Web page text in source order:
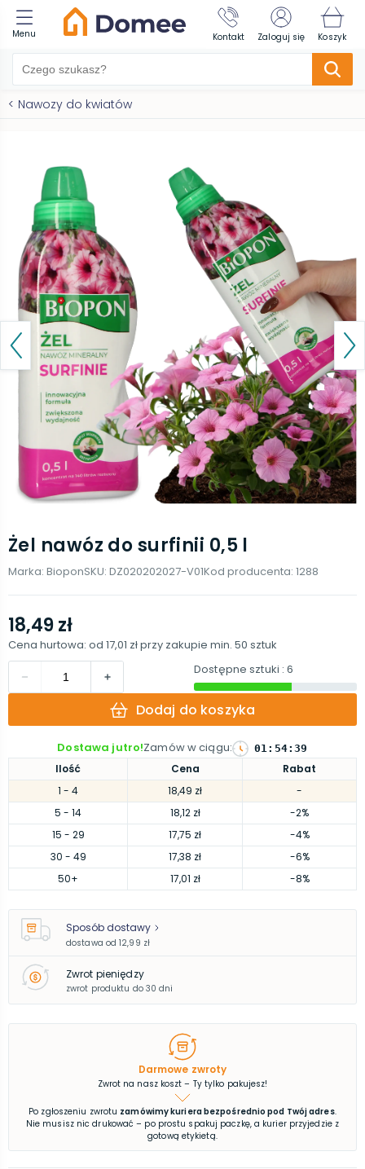
Menu Kontakt Zaloguj się Koszyk
< Nawozy do kwiatów
Żel nawóz do surfinii 0,5 l
Marka: BioponSKU: DZ020202027-V01Kod producenta: 1288
Ilość Cena
Rabat
1 - 4 18,49 zł
-
5 - 14 18,12 zł
-2%
15 - 29 17,75 zł
-4%
30 - 49 17,38 zł
-6%
50+ 17,01 zł -8%
18,49 zł
Cena hurtowa: od 17,01 złprzy zakupie min. 50 sztuk
Dostępne sztuki : 6
Dodaj do koszyka
Dostawa jutro!Zamów w ciągu: 01: 54:38
Sposób dostawy
dostawa od 12,99 zł
Zwrot pieniędzy
zwrot produktu do 30 dni
Darmowe zwroty
Zwrot na nasz koszt – Ty tylko pakujesz!
Po zgłoszeniu zwrotu zamówimy kuriera bezpośrednio pod Twój adres.
Nie musisz nic drukować – po prostu spakuj paczkę, a kurier przyjedzie z
gotową etykietą.